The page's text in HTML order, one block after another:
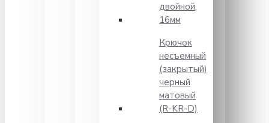
двойной,
16мм
Крючок
несъемный
(закрытый)
черный
матовый
(R-KR-D)